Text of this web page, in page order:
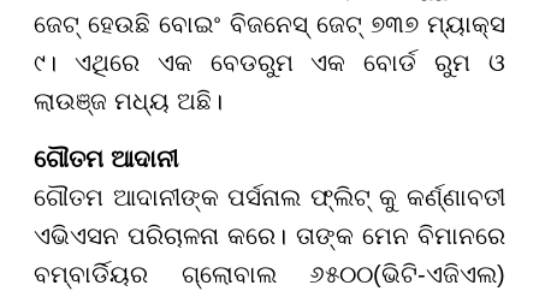
ଜେଟ୍ ହେଉଛି ବୋଇଂ ବିଜନେସ୍ ଜେଟ୍ ୭୩୭ ମ୍ୟାକ୍ସ
୯। ଏଥିରେ ଏକ ବେଡରୁମ ଏକ ବୋର୍ଡ ରୁମ ଓ
ଲାଉଞ୍ଜ ମଧ୍ୟ ଅଛି।
ଗୌତମ ଆଦାନୀ
ଗୌତମ ଆଦାନୀଙ୍କ ପର୍ସନାଲ ଫ୍ଲିଟ୍ କୁ କର୍ଣ୍ଣାବତୀ
ଏଭିଏସନ ପରିଚାଳନା କରେ। ତାଙ୍କ ମେନ ବିମାନରେ
ବମ୍ବାର୍ଡିୟର ଗ୍ଲୋବାଲ ୬୫୦୦(ଭିଟି-ଏଜିଏଲ)